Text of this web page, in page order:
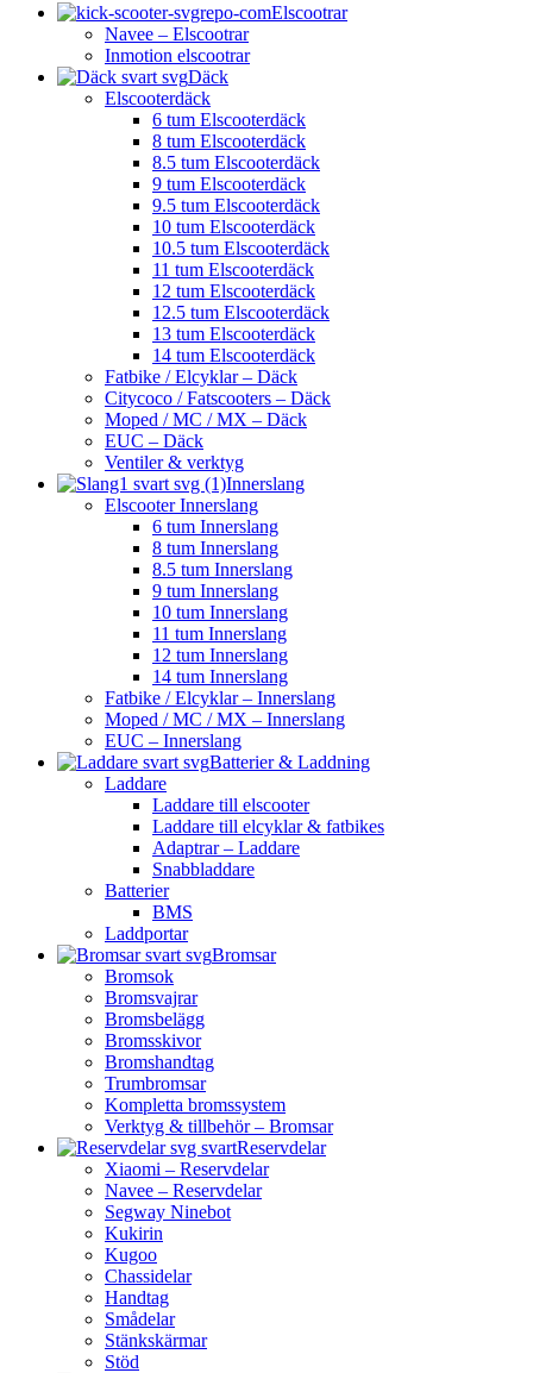
Elscootrar
Navee – Elscootrar
Inmotion elscootrar
Däck
Elscooterdäck
6 tum Elscooterdäck
8 tum Elscooterdäck
8.5 tum Elscooterdäck
9 tum Elscooterdäck
9.5 tum Elscooterdäck
10 tum Elscooterdäck
10.5 tum Elscooterdäck
11 tum Elscooterdäck
12 tum Elscooterdäck
12.5 tum Elscooterdäck
13 tum Elscooterdäck
14 tum Elscooterdäck
Fatbike / Elcyklar – Däck
Citycoco / Fatscooters – Däck
Moped / MC / MX – Däck
EUC – Däck
Ventiler & verktyg
Innerslang
Elscooter Innerslang
6 tum Innerslang
8 tum Innerslang
8.5 tum Innerslang
9 tum Innerslang
10 tum Innerslang
11 tum Innerslang
12 tum Innerslang
14 tum Innerslang
Fatbike / Elcyklar – Innerslang
Moped / MC / MX – Innerslang
EUC – Innerslang
Batterier & Laddning
Laddare
Laddare till elscooter
Laddare till elcyklar & fatbikes
Adaptrar – Laddare
Snabbladdare
Batterier
BMS
Laddportar
Bromsar
Bromsok
Bromsvajrar
Bromsbelägg
Bromsskivor
Bromshandtag
Trumbromsar
Kompletta bromssystem
Verktyg & tillbehör – Bromsar
Reservdelar
Xiaomi – Reservdelar
Navee – Reservdelar
Segway Ninebot
Kukirin
Kugoo
Chassidelar
Handtag
Smådelar
Stänkskärmar
Stöd